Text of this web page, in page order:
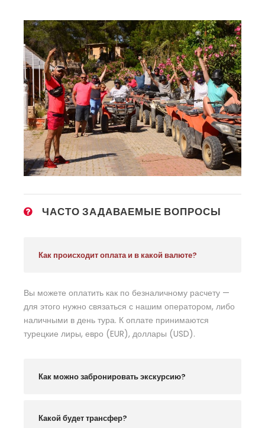
ЧАСТО ЗАДАВАЕМЫЕ ВОПРОСЫ
Как происходит оплата и в какой валюте?
Вы можете оплатить как по безналичному расчету —
для этого нужно связаться с нашим оператором, либо
наличными в день тура. К оплате принимаются
турецкие лиры, евро (EUR), доллары (USD).
Как можно забронировать экскурсию?
Какой будет трансфер?